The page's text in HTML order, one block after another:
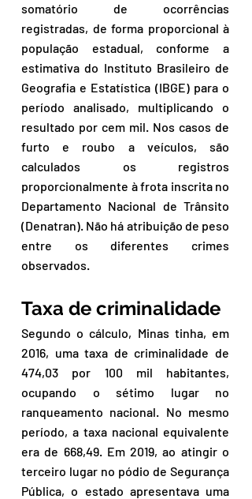
somatório de ocorrências
registradas, de forma proporcional à
população estadual, conforme a
estimativa do Instituto Brasileiro de
Geografia e Estatística (IBGE) para o
período analisado, multiplicando o
resultado por cem mil. Nos casos de
furto e roubo a veículos, são
calculados os registros
proporcionalmente à frota inscrita no
Departamento Nacional de Trânsito
(Denatran). Não há atribuição de peso
entre os diferentes crimes
observados.
Taxa de criminalidade
Segundo o cálculo, Minas tinha, em
2016, uma taxa de criminalidade de
474,03 por 100 mil habitantes,
ocupando o sétimo lugar no
ranqueamento nacional. No mesmo
período, a taxa nacional equivalente
era de 668,49. Em 2019, ao atingir o
terceiro lugar no pódio de Segurança
Pública, o estado apresentava uma